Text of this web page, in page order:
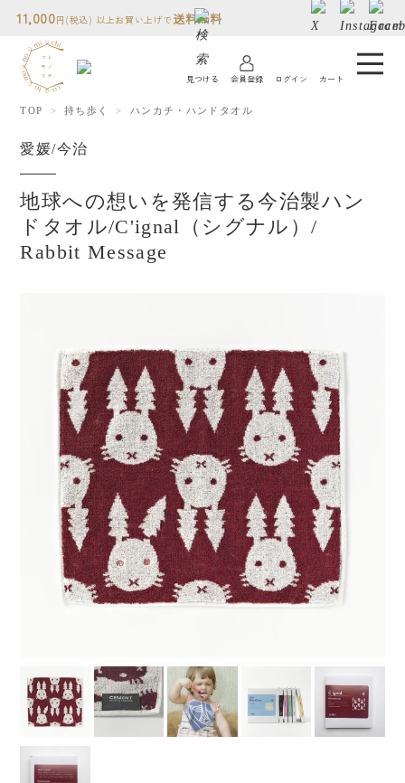
11,000円(税込) 以上お買い上げで 送料無料
見つける 会員登録 ログイン カート
贈り物について
カテゴリーから探す
すべての商品
ファッション小物
ベビー・キッズ
美容・健康
インテリア雑貨
フード・ドリンク
食器・キッチン
TOP 持ち歩く ハンカチ・ハンドタオル
愛媛/今治
地球への想いを発信する今治製ハン
ドタオル/C'ignal（シグナル）/
Rabbit Message